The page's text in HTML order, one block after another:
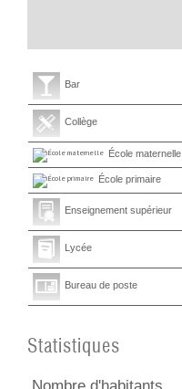
Bar
Collège
École maternelle
École primaire
Enseignement supérieur
Lycée
Bureau de poste
Statistiques
Nombre d'habitants